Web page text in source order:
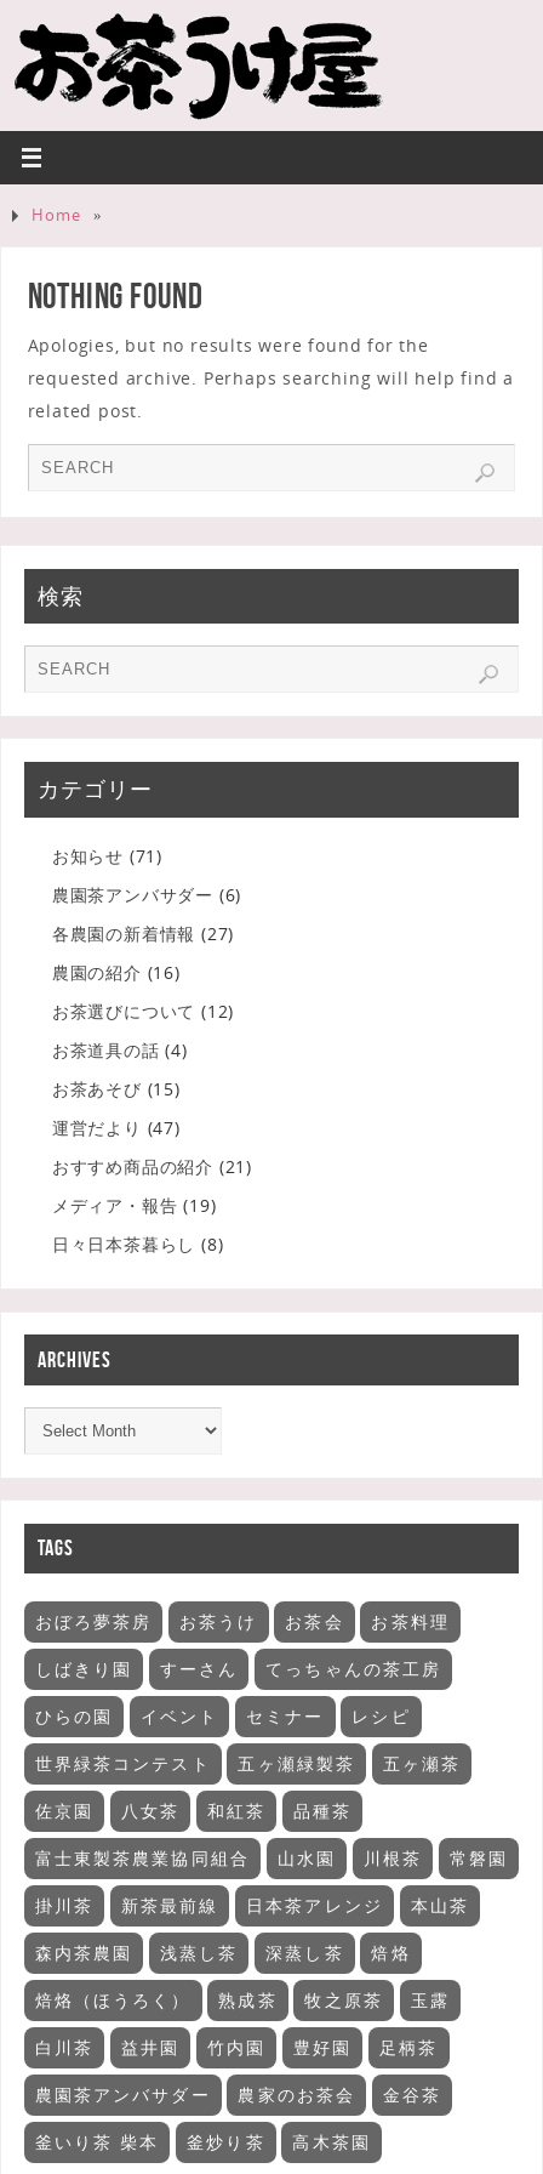
Home »
Nothing Found
Apologies, but no results were found for the
requested archive. Perhaps searching will help find a
related post.
検索
カテゴリー
お知らせ (71)
農園茶アンバサダー (6)
各農園の新着情報 (27)
農園の紹介 (16)
お茶選びについて (12)
お茶道具の話 (4)
お茶あそび (15)
運営だより (47)
おすすめ商品の紹介 (21)
メディア・報告 (19)
日々日本茶暮らし (8)
ARCHIVES
TAGS
おぼろ夢茶房 お茶うけ お茶会 お茶料理
しばきり園 すーさん てっちゃんの茶工房
ひらの園 イベント セミナー レシピ
世界緑茶コンテスト 五ヶ瀬緑製茶 五ヶ瀬茶
佐京園 八女茶 和紅茶 品種茶
富士東製茶農業協同組合 山水園 川根茶 常磐園
掛川茶 新茶最前線 日本茶アレンジ 本山茶
森内茶農園 浅蒸し茶 深蒸し茶 焙烙
焙烙（ほうろく） 熟成茶 牧之原茶 玉露
白川茶 益井園 竹内園 豊好園 足柄茶
農園茶アンバサダー 農家のお茶会 金谷茶
釜いり茶 柴本 釜炒り茶 高木茶園